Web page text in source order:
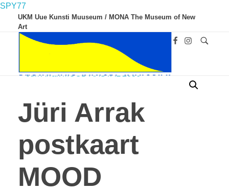
SPY77
UKM Uue Kunsti Muuseum / MONA The Museum of New
Art
UKM
Jüri Arrak
postkaart
MOOD